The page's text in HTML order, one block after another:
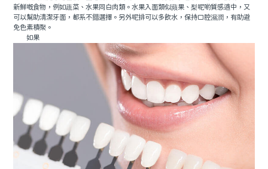
新鮮嘅食物，例如蔬菜、水果同白肉類。水果入面類似蘋果、梨呢啲質感適中，又
可以幫助清潔牙面，都系不錯選擇。另外呢排可以多飲水，保持口腔濕潤，有助避
免色素積聚。
如果